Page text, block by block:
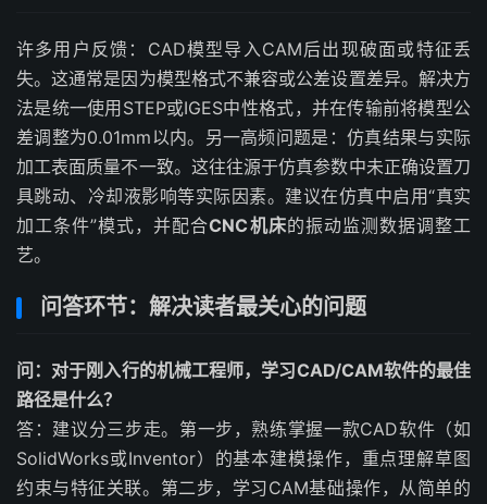
许多用户反馈：CAD模型导入CAM后出现破面或特征丢
失。这通常是因为模型格式不兼容或公差设置差异。解决方
法是统一使用STEP或IGES中性格式，并在传输前将模型公
差调整为0.01mm以内。另一高频问题是：仿真结果与实际
加工表面质量不一致。这往往源于仿真参数中未正确设置刀
具跳动、冷却液影响等实际因素。建议在仿真中启用“真实
加工条件”模式，并配合CNC机床的振动监测数据调整工
艺。
问答环节：解决读者最关心的问题
问：对于刚入行的机械工程师，学习CAD/CAM软件的最佳
路径是什么？
答：建议分三步走。第一步，熟练掌握一款CAD软件（如
SolidWorks或Inventor）的基本建模操作，重点理解草图
约束与特征关联。第二步，学习CAM基础操作，从简单的